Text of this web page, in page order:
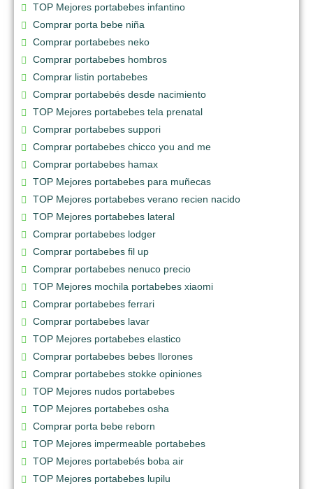
TOP Mejores portabebes infantino
Comprar porta bebe niña
Comprar portabebes neko
Comprar portabebes hombros
Comprar listin portabebes
Comprar portabebés desde nacimiento
TOP Mejores portabebes tela prenatal
Comprar portabebes suppori
Comprar portabebes chicco you and me
Comprar portabebes hamax
TOP Mejores portabebes para muñecas
TOP Mejores portabebes verano recien nacido
TOP Mejores portabebes lateral
Comprar portabebes lodger
Comprar portabebes fil up
Comprar portabebes nenuco precio
TOP Mejores mochila portabebes xiaomi
Comprar portabebes ferrari
Comprar portabebes lavar
TOP Mejores portabebes elastico
Comprar portabebes bebes llorones
Comprar portabebes stokke opiniones
TOP Mejores nudos portabebes
TOP Mejores portabebes osha
Comprar porta bebe reborn
TOP Mejores impermeable portabebes
TOP Mejores portabebés boba air
TOP Mejores portabebes lupilu